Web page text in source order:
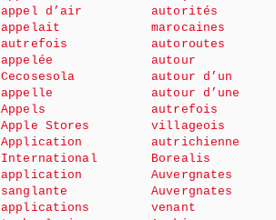
appel d’air
appelait
autrefois
appelée
Cecosesola
appelle
Appels
Apple Stores
Application
International
application
sanglante
applications
autorités
marocaines
autoroutes
autour
autour d’un
autour d’une
autrefois
villageois
autrichienne
Borealis
Auvergnates
Auvergnates
venant